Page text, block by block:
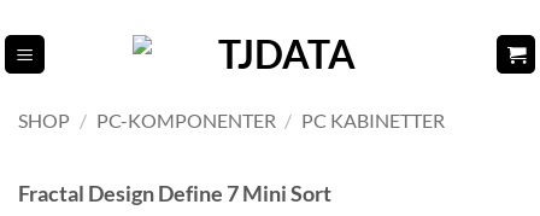
til
indhold
SHOP / PC-KOMPONENTER / PC KABINETTER
Fractal Design Define 7 Mini Sort